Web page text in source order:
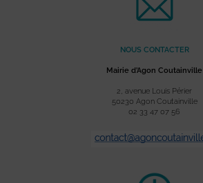
NOUS CONTACTER
Mairie d’Agon Coutainville
2, avenue Louis Périer
50230 Agon Coutainville
02 33 47 07 56